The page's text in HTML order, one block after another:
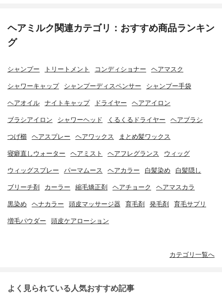
ヘアミルク関連カテゴリ：おすすめ商品ランキン
グ
シャンプー トリートメント コンディショナー ヘアマスク
シャワーキャップ シャンプーディスペンサー シャンプー手袋
ヘアオイル ナイトキャップ ドライヤー ヘアアイロン
ブラシアイロン シャワーヘッド くるくるドライヤー ヘアブラシ
つげ櫛 ヘアスプレー ヘアワックス まとめ髪ワックス
寝癖直しウォーター ヘアミスト ヘアフレグランス ウィッグ
ウィッグスプレー パーマムース ヘアカラー 白髪染め 白髪隠し
ブリーチ剤 カーラー 縮毛矯正剤 ヘアチョーク ヘアマスカラ
黒染め ヘナカラー 頭皮マッサージ器 育毛剤 発毛剤 育毛サプリ
増毛パウダー 頭皮ケアローション
カテゴリ一覧へ
よく見られている人気おすすめ記事